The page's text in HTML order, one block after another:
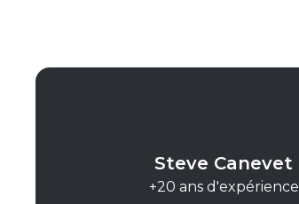
Steve Canevet
+20 ans d'expérience